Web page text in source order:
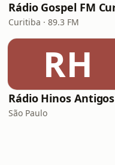
Curitiba · 89.3 FM
RH
Rádio Hinos Antigos
São Paulo